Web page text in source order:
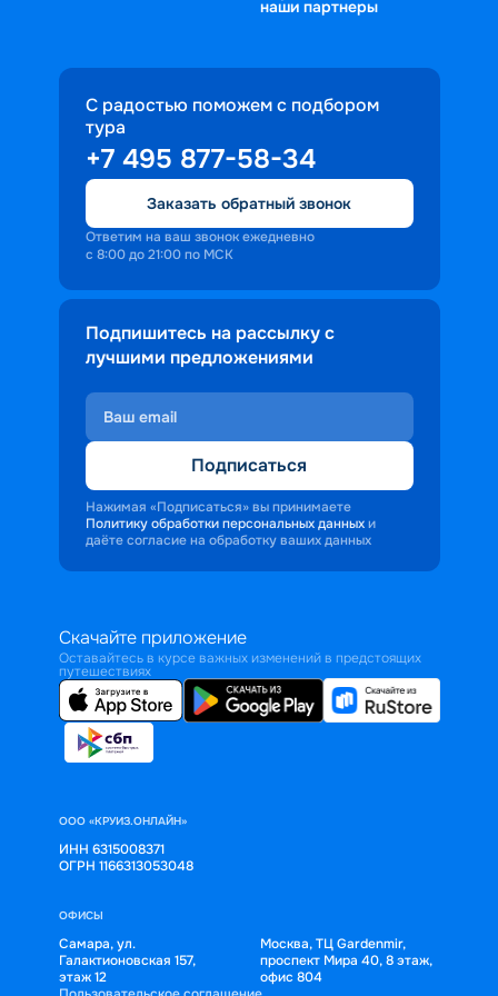
Петербурга, позволяя насладиться
столицы.
посетите старинные монастыри и
города, сможете увидеть уникальный
памятник русского деревянного
зодчества.
При путешествии на юг вы посетите
множество прибрежных городов с их
сохранившейся купеческой
архитектурой, побываете в музеях и
Цена путешествия будет зависеть от
выбранного маршрута, класса
теплохода и каюты. «Круиз.онлайн»
предлагает вам отправиться в
путешествие на комфортабельном
теплоходе, где вам предоставят
уютную каюту, отличное трехразовое
питание и продуманную программу
наши партнеры
С радостью поможем с подбором
тура
+7 495 877-58-34
Заказать обратный звонок
Ответим на ваш звонок ежедневно
с 8:00 до 21:00 по МСК
Подпишитесь на рассылку с
лучшими предложениями
Подписаться
Нажимая «Подписаться» вы принимаете
Политику обработки персональных данных и
даёте согласие на обработку ваших данных
Скачайте приложение
Оставайтесь в курсе важных изменений в предстоящих
путешествиях
ООО «КРУИЗ.ОНЛАЙН»
ИНН 6315008371
ОГРН 1166313053048
ОФИСЫ
Самара, ул.
Галактионовская 157,
этаж 12
Москва, ТЦ Gardenmir,
проспект Мира 40, 8 этаж,
офис 804